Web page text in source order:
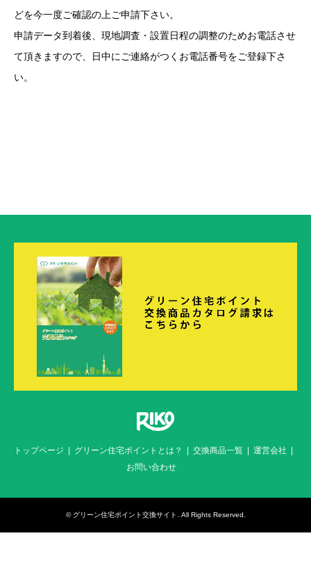
どを今一度ご確認の上ご申請下さい。
申請データ到着後、現地調査・設置日程の調整のためお電話させ
て頂きますので、日中にご連絡がつくお電話番号をご登録下さ
い。
トップページ グリーン住宅ポイントとは？ 交換商品一覧
運営会社
お問い合わせ
© グリーン住宅ポイント交換サイト . All Rights Reserved.